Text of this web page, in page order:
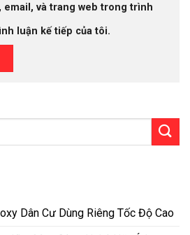
email, và trang web trong trình
luận kế tiếp của tôi.
Dân Cư Dùng Riêng Tốc Độ Cao